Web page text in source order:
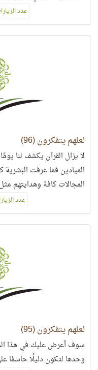
عدد
لعلهم يتفكرون (96)
لا يزال القرآن يكشف لنا
الميادين فما عرفت
المجالات كافة وهدايتهم
عدد
لعلهم يتفكرون (95)
سوف أعرض عليك في هذا
وحدها لتكون دليلًا حاسمًا